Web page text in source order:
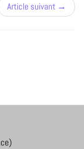
Article suivant →